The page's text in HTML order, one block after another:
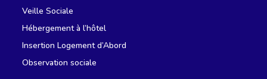
onglet
Veille Sociale
Hébergement à l’hôtel
Insertion Logement d’Abord
Observation sociale